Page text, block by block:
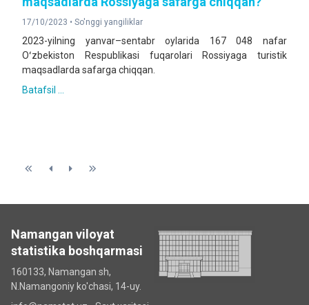
17/10/2023 • So'nggi yangiliklar
2023-yilning yanvar–sentabr oylarida 167 048 nafar
Oʻzbekiston Respublikasi fuqarolari Rossiyaga turistik
maqsadlarda safarga chiqqan.
Batafsil ...
Namangan viloyat
statistika boshqarmasi
160133, Namangan sh,
N.Namangoniy ko'chasi, 14-uy.